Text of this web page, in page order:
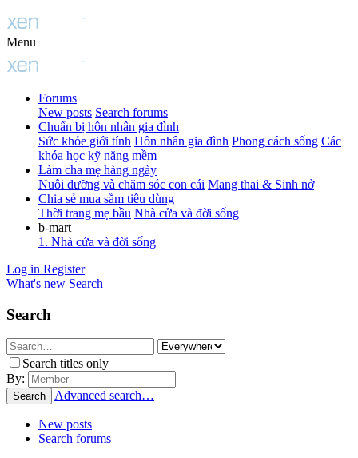
Menu
Forums
New posts Search forums
Chuẩn bị hôn nhân gia đình
Sức khỏe giới tính Hôn nhân gia đình Phong cách sống Các
khóa học kỹ năng mềm
Làm cha mẹ hàng ngày
Nuôi dưỡng và chăm sóc con cái Mang thai & Sinh nở
Chia sẻ mua sắm tiêu dùng
Thời trang mẹ bầu Nhà cửa và đời sống
b-mart
1. Nhà cửa và đời sống
Log in Register
What's new Search
Search
Search titles only
By:
Search Advanced search…
New posts
Search forums